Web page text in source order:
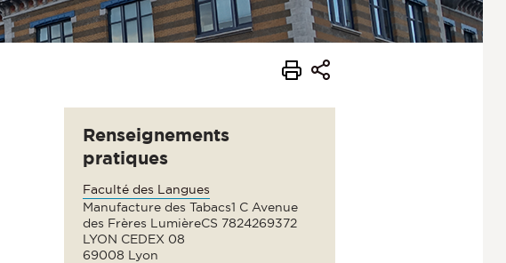
Renseignements
pratiques
Faculté des Langues
Manufacture des Tabacs1 C Avenue
des Frères LumièreCS 7824269372
LYON CEDEX 08
69008 Lyon